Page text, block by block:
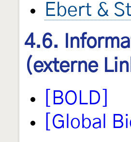
Ebert &
4.6.
(externe
[BOLD]
[Global